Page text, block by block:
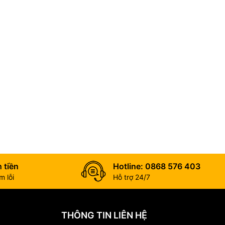
chỉ
đế được
không rung
tiền
lỗi
Hotline: 0868 576 403
Hỗ trợ 24/7
THÔNG TIN LIÊN HỆ